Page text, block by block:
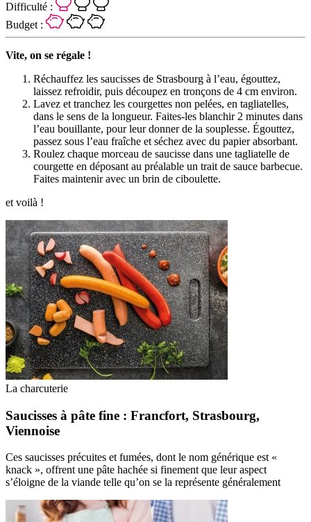
Difficulté :
Budget :
Vite, on se régale !
Réchauffez les saucisses de Strasbourg à l’eau, égouttez,
laissez refroidir, puis découpez en tronçons de 4 cm environ.
Lavez et tranchez les courgettes non pelées, en tagliatelles,
dans le sens de la longueur. Faites-les blanchir 2 minutes dans
l’eau bouillante, pour leur donner de la souplesse. Égouttez,
passez sous l’eau fraîche et séchez avec du papier absorbant.
Roulez chaque morceau de saucisse dans une tagliatelle de
courgette en déposant au préalable un trait de sauce barbecue.
Faites maintenir avec un brin de ciboulette.
et voilà !
La charcuterie
Saucisses à pâte fine : Francfort, Strasbourg,
Viennoise
Ces saucisses précuites et fumées, dont le nom générique est «
knack », offrent une pâte hachée si finement que leur aspect
s’éloigne de la viande telle qu’on se la représente généralement